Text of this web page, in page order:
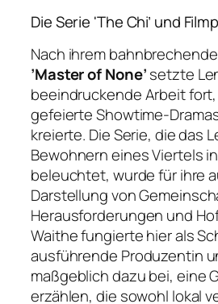
Die Serie 'The Chi’ und
Nach ihrem
’Master of None’setzte
beeindruckende Arbeit
gefeierte Showtime-
kreierte. Die Serie, die das
Bewohnern eines Viertels
beleuchtet, wurde für ihre
Darstellung von
Herausforderungen und
Waithe fungierte hier als
ausführende Produzentin
maßgeblich dazu bei, eine
erzählen, die sowohl lokal